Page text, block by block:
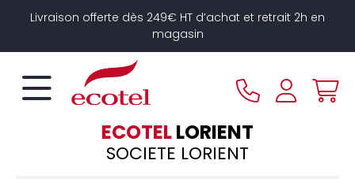
Livraison offerte dès 249€ HT d’achat et retrait 2h en
magasin
ECOTELLORIENT
SOCIETE LORIENT
Panneau de gestion des cookies